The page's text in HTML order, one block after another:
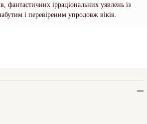
фантастичних ірраціональних уявлень із
і перевіреним упродовж віків.